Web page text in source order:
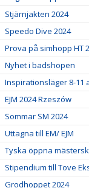
Stjärnjakten 2024
Speedo Dive 2024
Prova på simhopp HT
Nyhet i badshopen
Inspirationsläger 8-11
EJM 2024 Rzeszów
Sommar SM 2024
Uttagna till EM/ EJM
Tyska öppna
Stipendium till Tove
Grodhoppet 2024